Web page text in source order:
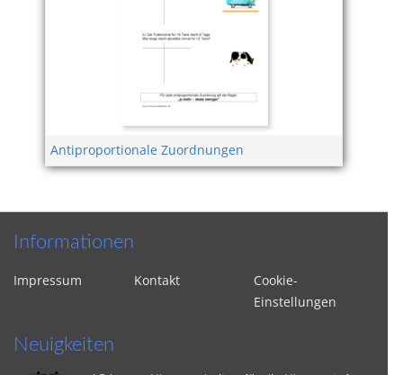
Antiproportionale Zuordnungen
Informationen
Impressum Kontakt
Cookie-
Einstellungen
Neuigkeiten